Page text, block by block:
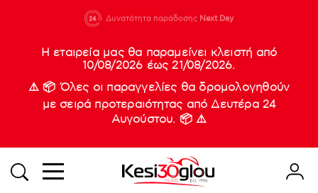
210 88 21
933
Δυνατότητα παράδοσης Next Day
Νέες
Η εταιρεία μας θα παραμείνει κλειστή από
10/08/2026 έως 21/08/2026.
⚠️ 📦 Όλες οι παραγγελίες θα δρομολογηθούν
με σειρά προτεραιότητας από Δευτέρα 24
Αυγούστου. 📦 ⚠️